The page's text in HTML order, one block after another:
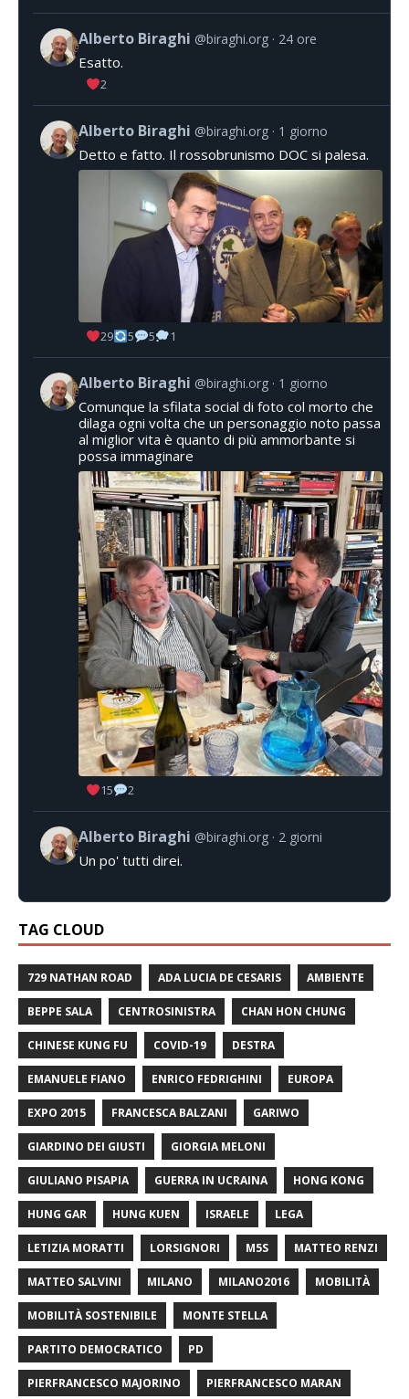
Alberto Biraghi @biraghi.org 24 ore
Esatto.
2
Alberto Biraghi @biraghi.org 1 giorno
Detto e fatto. Il rossobrunismo DOC si palesa.
29 5 5 1
Alberto Biraghi @biraghi.org 1 giorno
Comunque la sfilata social di foto col morto che
dilaga ogni volta che un personaggio noto passa
al miglior vita è quanto di più ammorbante si
possa immaginare
15 2
Alberto Biraghi @biraghi.org 2 giorni
Un po' tutti direi.
TAG CLOUD
729 NATHAN ROAD ADA LUCIA DE CESARIS AMBIENTE
BEPPE SALA CENTROSINISTRA CHAN HON CHUNG
CHINESE KUNG FU COVID-19 DESTRA
EMANUELE FIANO ENRICO FEDRIGHINI EUROPA
EXPO 2015 FRANCESCA BALZANI GARIWO
GIARDINO DEI GIUSTI GIORGIA MELONI
GIULIANO PISAPIA GUERRA IN UCRAINA HONG KONG
HUNG GAR HUNG KUEN ISRAELE LEGA
LETIZIA MORATTI LORSIGNORI M5S MATTEO RENZI
MATTEO SALVINI MILANO MILANO2016 MOBILITÀ
MOBILITÀ SOSTENIBILE MONTE STELLA
PARTITO DEMOCRATICO PD
PIERFRANCESCO MAJORINO PIERFRANCESCO MARAN